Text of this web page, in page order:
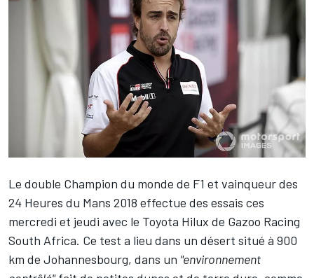
Le double Champion du monde de F1 et vainqueur des
24 Heures du Mans 2018 effectue des essais ces
mercredi et jeudi avec le Toyota Hilux de Gazoo Racing
South Africa. Ce test a lieu dans un désert situé à 900
km de Johannesbourg, dans un "environnement